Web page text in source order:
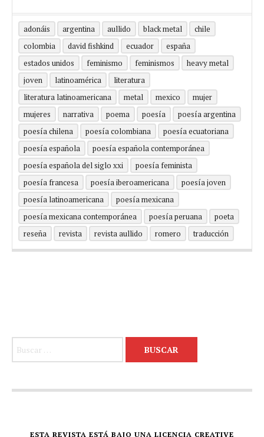
adonáis argentina aullido black metal
chile
colombia
david fishkind ecuador
españa
estados unidos
feminismo feminismos
heavy metal
joven
latinoamérica
literatura
literatura latinoamericana
metal mexico
mujer
mujeres
narrativa poema poesía
poesía argentina
poesía chilena
poesía colombiana
poesía ecuatoriana
poesía española
poesía española contemporánea
poesía española del siglo xxi
poesía feminista
poesía francesa
poesía iberoamericana
poesía joven
poesía latinoamericana
poesía mexicana
poesía mexicana contemporánea
poesía peruana
poeta
reseña
revista revista aullido romero traducción
ESTA REVISTA ESTÁ BAJO UNA LICENCIA CREATIVE